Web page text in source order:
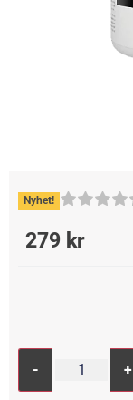
Nyhet!
279 kr
- +